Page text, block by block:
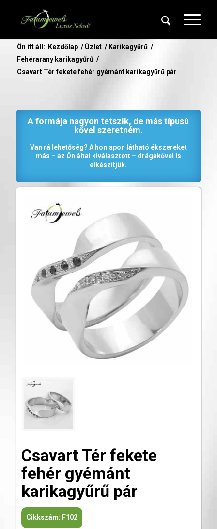
Ön itt áll: Kezdőlap / Üzlet / Karikagyűrű /
Fehérarany karikagyűrű /
Csavart Tér fekete fehér gyémánt karikagyűrű pár
A formája nagyon tetszik, de más típusú
kővel szeretném.
Van rá lehetőség? A honlapon látható ékszereket
más – az Ön által kiválasztott – drágakővel is
elkészítjük.
Csavart Tér fekete
fehér gyémánt
karikagyűrű pár
Cikkszám: F102